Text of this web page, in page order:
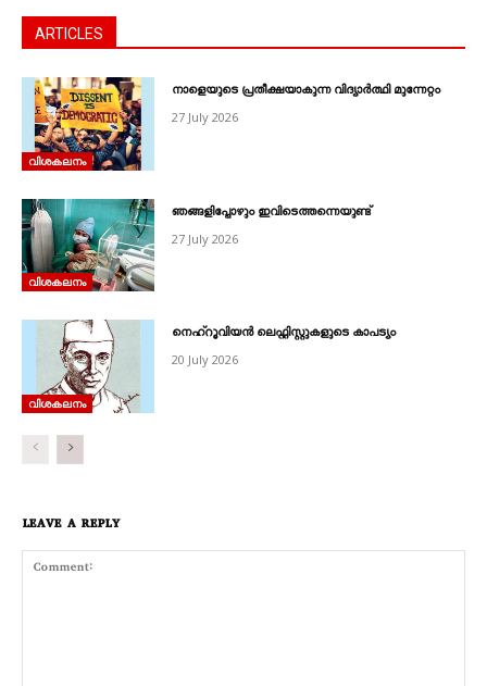
ARTICLES
വിശകലനം
നാളെയുടെ പ്രതീക്ഷയാകുന്ന വിദ്യാർത്ഥി മുന്നേറ്റം
27 July 2026
വിശകലനം
ഞങ്ങളിപ്പോഴും ഇവിടെത്തന്നെയുണ്ട്
27 July 2026
വിശകലനം
നെഹ്‌റൂവിയൻ ലെഫ്റ്റിസ്റ്റുകളുടെ കാപട്യം
20 July 2026
LEAVE A REPLY